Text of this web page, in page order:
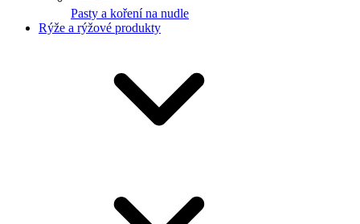
Pasty a koření na nudle
Rýže a rýžové produkty